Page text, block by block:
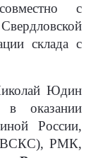
с
склада с
Юдин
в оказании
России,
(ВСКС), РМК,